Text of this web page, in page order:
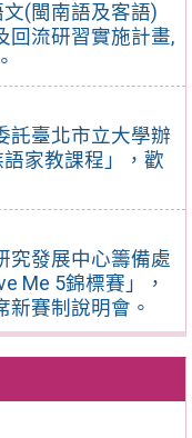
(閩南語及客語)
回流研習實施計畫,
託臺北市立大學辦
家教課程」，歡
究發展中心籌備處
Me 5錦標賽」，
新賽制說明會。